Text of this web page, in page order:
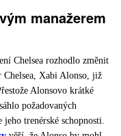
manažerem
Chelsea rozhodlo změnit
Chelsea, Xabi Alonso, již
Alonsovo krátké
požadovaných
jeho trenérské schopnosti.